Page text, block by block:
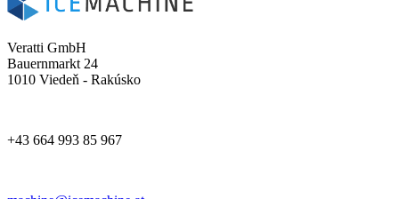
Veratti GmbH
Bauernmarkt 24
1010 Viedeň - Rakúsko
+43 664 993 85 967